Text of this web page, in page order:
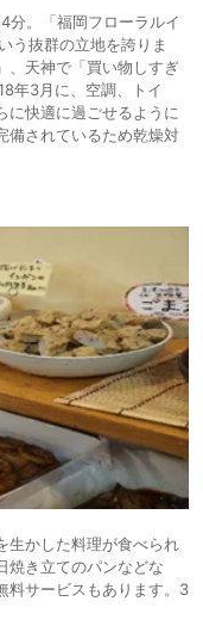
分。「福岡フローラルイ
う抜群の立地を誇りま
、天神で「買い物しすぎ
年3月に、空調、トイ
に快適に過ごせるように
備されているため乾燥対
生かした料理が食べられ
焼き立てのパンなどな
料サービスもあります。3